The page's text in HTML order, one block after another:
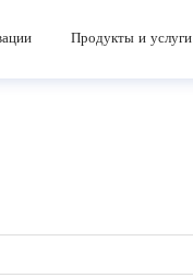
Продукты и услуги